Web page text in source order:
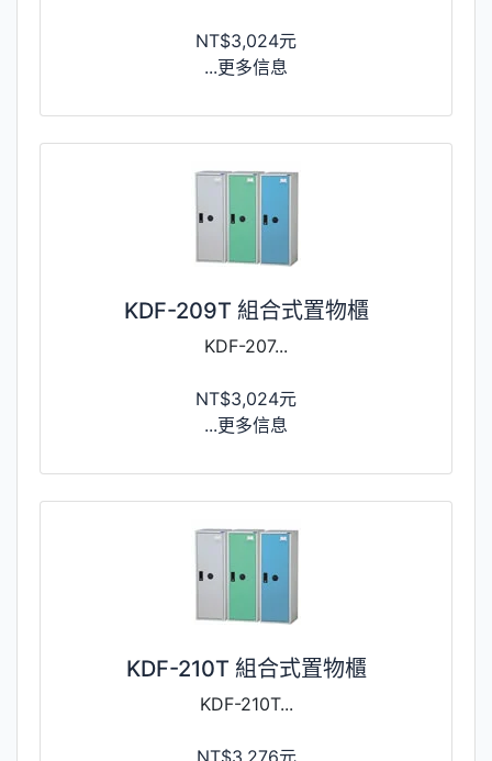
NT$3,024元
...更多信息
KDF-209T 組合式置物櫃
KDF-207...
NT$3,024元
...更多信息
KDF-210T 組合式置物櫃
KDF-210T...
NT$3,276元